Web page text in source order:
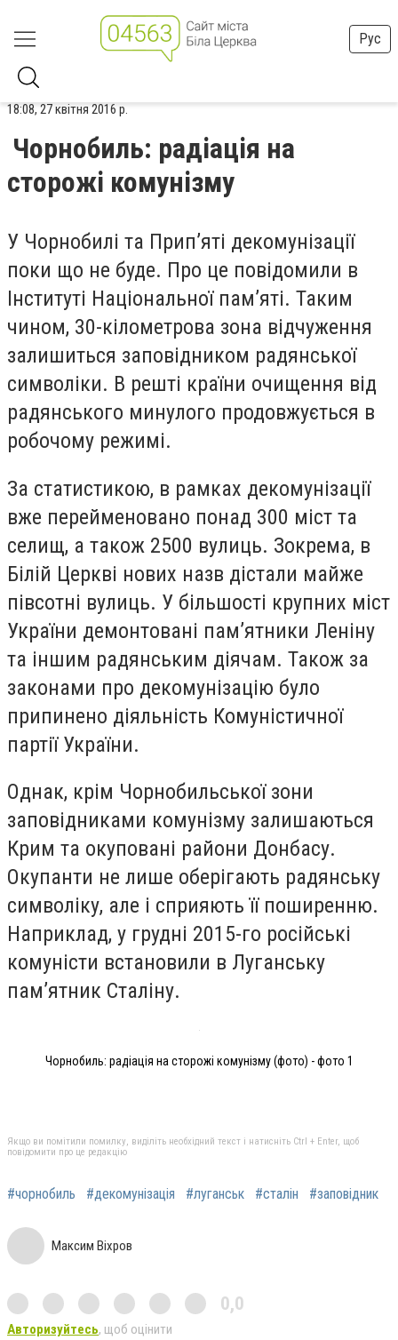
Рус
18:08, 27 квітня 2016 р.
Чорнобиль: радіація на
сторожі комунізму
У Чорнобилі та Прип’яті декомунізації
поки що не буде. Про це повідомили в
Інституті Національної пам’яті. Таким
чином, 30-кілометрова зона відчуження
залишиться заповідником радянської
символіки. В решті країни очищення від
радянського минулого продовжується в
робочому режимі.
За статистикою, в рамках декомунізації
вже перейменовано понад 300 міст та
селищ, а також 2500 вулиць. Зокрема, в
Білій Церкві нових назв дістали майже
півсотні вулиць. У більшості крупних міст
України демонтовані пам’ятники Леніну
та іншим радянським діячам. Також за
законами про декомунізацію було
припинено діяльність Комуністичної
партії України.
Однак, крім Чорнобильської зони
заповідниками комунізму залишаються
Крим та окуповані райони Донбасу.
Окупанти не лише оберігають радянську
символіку, але і сприяють її поширенню.
Наприклад, у грудні 2015-го російські
комуністи встановили в Луганську
пам’ятник Сталіну.
Чорнобиль: радіація на сторожі комунізму (фото) - фото 1
Якщо ви помітили помилку, виділіть необхідний текст і натисніть Ctrl + Enter, щоб
повідомити про це редакцію
#чорнобиль #декомунізація #луганськ #сталін #заповідник
Максим Віхров
0,0
Авторизуйтесь, щоб оцінити